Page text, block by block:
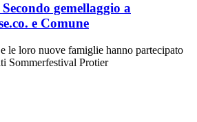
gemellaggio a
e Comune
le loro nuove famiglie hanno partecipato
Sommerfestival Protier